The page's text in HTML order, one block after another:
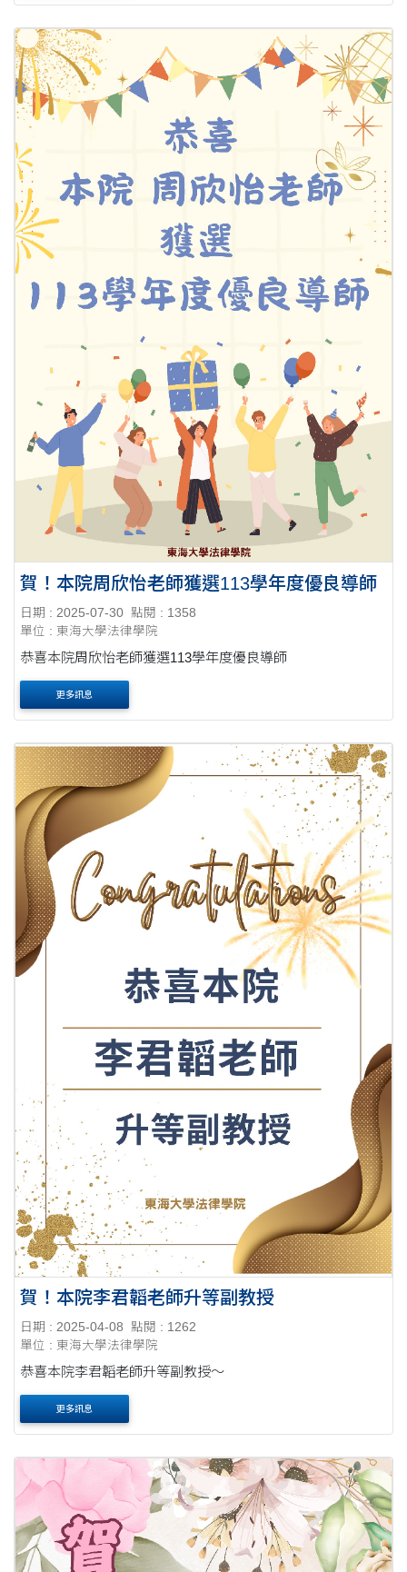
賀！本院周欣怡老師獲選113學年度優良導師
日期 : 2025-07-30 點閱 : 1358
單位 : 東海大學法律學院
恭喜本院周欣怡老師獲選113學年度優良導師
更多訊息
賀！本院李君韜老師升等副教授
日期 : 2025-04-08
點閱 : 1262
單位 : 東海大學法律學院
恭喜本院李君韜老師升等副教授～
更多訊息